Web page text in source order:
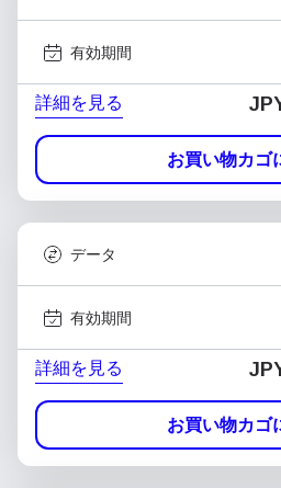
有効期間
詳細を見る
お買い物カゴ
データ
有効期間
詳細を見る
お買い物カゴ